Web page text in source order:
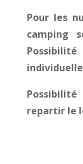
Pour les
camping
repartir le